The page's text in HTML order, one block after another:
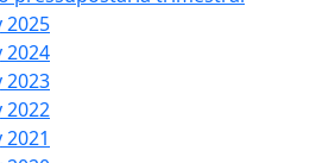
2025
2024
2023
2022
2021